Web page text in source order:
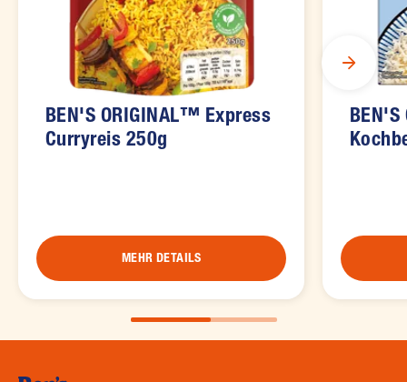
BEN'S ORIGINAL™ Express
Curryreis 250g
MEHR DETAILS